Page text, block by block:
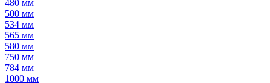
480 мм
500 мм
534 мм
565 мм
580 мм
750 мм
784 мм
1000 мм